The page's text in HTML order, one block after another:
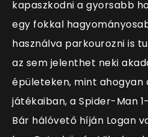
kapaszkodni a gyorsabb
egy fokkal
használva parkourozni is
az sem jelenthet neki
épületeken, mint ahogyan
játékaiban, a Spider-Man
Bár hálóvető híján Logan